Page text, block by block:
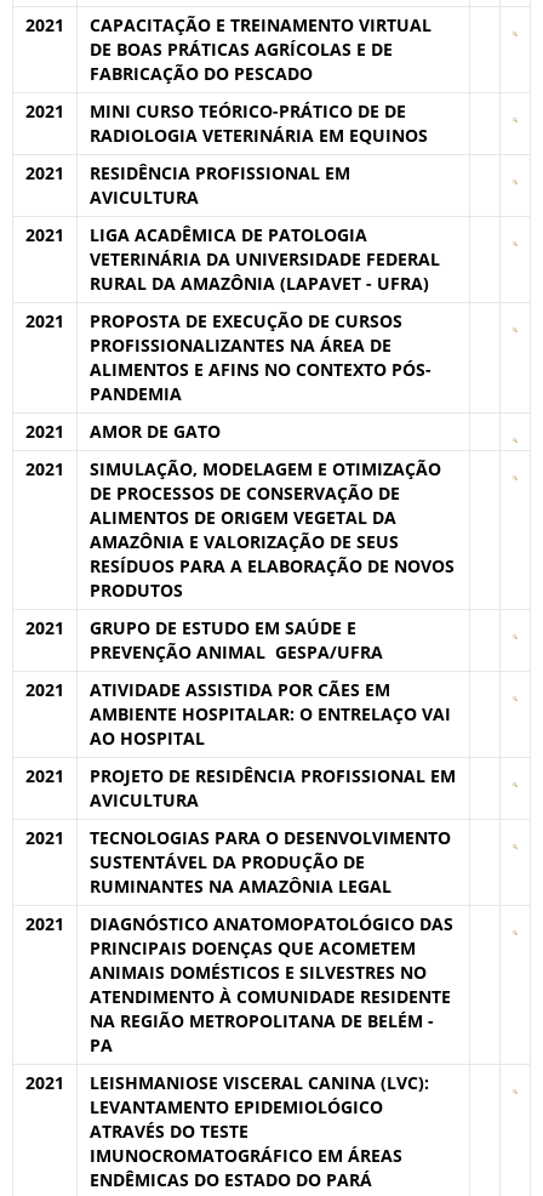
2021
CAPACITAÇÃO E TREINAMENTO VIRTUAL
DE BOAS PRÁTICAS AGRÍCOLAS E DE
FABRICAÇÃO DO PESCADO
2021
MINI CURSO TEÓRICO-PRÁTICO DE DE
RADIOLOGIA VETERINÁRIA EM EQUINOS
2021
RESIDÊNCIA PROFISSIONAL EM
AVICULTURA
2021
LIGA ACADÊMICA DE PATOLOGIA
VETERINÁRIA DA UNIVERSIDADE FEDERAL
RURAL DA AMAZÔNIA (LAPAVET - UFRA)
2021
PROPOSTA DE EXECUÇÃO DE CURSOS
PROFISSIONALIZANTES NA ÁREA DE
ALIMENTOS E AFINS NO CONTEXTO PÓS-
PANDEMIA
2021
AMOR DE GATO
2021
SIMULAÇÃO, MODELAGEM E OTIMIZAÇÃO
DE PROCESSOS DE CONSERVAÇÃO DE
ALIMENTOS DE ORIGEM VEGETAL DA
AMAZÔNIA E VALORIZAÇÃO DE SEUS
RESÍDUOS PARA A ELABORAÇÃO DE NOVOS
PRODUTOS
2021
GRUPO DE ESTUDO EM SAÚDE E
PREVENÇÃO ANIMAL  GESPA/UFRA
2021
ATIVIDADE ASSISTIDA POR CÃES EM
AMBIENTE HOSPITALAR: O ENTRELAÇO VAI
AO HOSPITAL
2021
PROJETO DE RESIDÊNCIA PROFISSIONAL EM
AVICULTURA
2021
TECNOLOGIAS PARA O DESENVOLVIMENTO
SUSTENTÁVEL DA PRODUÇÃO DE
RUMINANTES NA AMAZÔNIA LEGAL
2021
DIAGNÓSTICO ANATOMOPATOLÓGICO DAS
PRINCIPAIS DOENÇAS QUE ACOMETEM
ANIMAIS DOMÉSTICOS E SILVESTRES NO
ATENDIMENTO À COMUNIDADE RESIDENTE
NA REGIÃO METROPOLITANA DE BELÉM -
PA
2021
LEISHMANIOSE VISCERAL CANINA (LVC):
LEVANTAMENTO EPIDEMIOLÓGICO
ATRAVÉS DO TESTE
IMUNOCROMATOGRÁFICO EM ÁREAS
ENDÊMICAS DO ESTADO DO PARÁ